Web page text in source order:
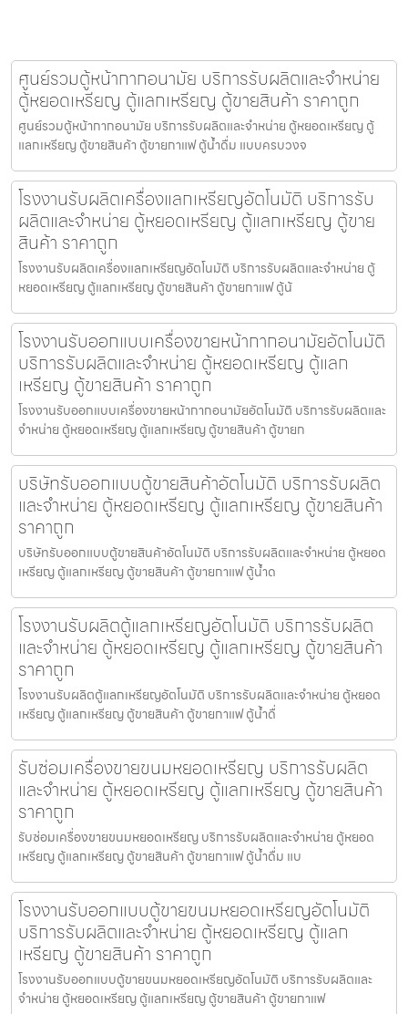
ศูนย์รวมตู้หน้ากากอนามัย บริการรับผลิตและจำหน่าย
ตู้หยอดเหรียญ ตู้แลกเหรียญ ตู้ขายสินค้า ราคาถูก
ศูนย์รวมตู้หน้ากากอนามัย บริการรับผลิตและจำหน่าย ตู้หยอดเหรียญ ตู้
แลกเหรียญ ตู้ขายสินค้า ตู้ขายกาแฟ ตู้น้ำดื่ม แบบครบวงจ
โรงงานรับผลิตเครื่องแลกเหรียญ​อัตโนมัติ บริการรับ
ผลิตและจำหน่าย ตู้หยอดเหรียญ ตู้แลกเหรียญ ตู้ขาย
สินค้า ราคาถูก
โรงงานรับผลิตเครื่องแลกเหรียญ​อัตโนมัติ บริการรับผลิตและจำหน่าย ตู้
หยอดเหรียญ ตู้แลกเหรียญ ตู้ขายสินค้า ตู้ขายกาแฟ ตู้น้
โรงงานรับออกแบบเครื่องขายหน้ากากอนามัย​อัตโนมัติ
บริการรับผลิตและจำหน่าย ตู้หยอดเหรียญ ตู้แลก
เหรียญ ตู้ขายสินค้า ราคาถูก
โรงงานรับออกแบบเครื่องขายหน้ากากอนามัย​อัตโนมัติ บริการรับผลิตและ
จำหน่าย ตู้หยอดเหรียญ ตู้แลกเหรียญ ตู้ขายสินค้า ตู้ขายก
บริษัทรับออกแบบตู้ขายสินค้า​อัตโนมัติ บริการรับผลิต
และจำหน่าย ตู้หยอดเหรียญ ตู้แลกเหรียญ ตู้ขายสินค้า
ราคาถูก
บริษัทรับออกแบบตู้ขายสินค้า​อัตโนมัติ บริการรับผลิตและจำหน่าย ตู้หยอด
เหรียญ ตู้แลกเหรียญ ตู้ขายสินค้า ตู้ขายกาแฟ ตู้น้ำด
โรงงานรับผลิตตู้แลกเหรียญ​อัตโนมัติ บริการรับผลิต
และจำหน่าย ตู้หยอดเหรียญ ตู้แลกเหรียญ ตู้ขายสินค้า
ราคาถูก
โรงงานรับผลิตตู้แลกเหรียญ​อัตโนมัติ บริการรับผลิตและจำหน่าย ตู้หยอด
เหรียญ ตู้แลกเหรียญ ตู้ขายสินค้า ตู้ขายกาแฟ ตู้น้ำดื่
รับซ่อมเครื่องขายขนมหยอดเหรียญ​ บริการรับผลิต
และจำหน่าย ตู้หยอดเหรียญ ตู้แลกเหรียญ ตู้ขายสินค้า
ราคาถูก
รับซ่อมเครื่องขายขนมหยอดเหรียญ​ บริการรับผลิตและจำหน่าย ตู้หยอด
เหรียญ ตู้แลกเหรียญ ตู้ขายสินค้า ตู้ขายกาแฟ ตู้น้ำดื่ม แบ
โรงงานรับออกแบบตู้ขายขนมหยอดเหรียญ​​อัตโนมัติ
บริการรับผลิตและจำหน่าย ตู้หยอดเหรียญ ตู้แลก
เหรียญ ตู้ขายสินค้า ราคาถูก
โรงงานรับออกแบบตู้ขายขนมหยอดเหรียญ​​อัตโนมัติ บริการรับผลิตและ
จำหน่าย ตู้หยอดเหรียญ ตู้แลกเหรียญ ตู้ขายสินค้า ตู้ขายกาแฟ